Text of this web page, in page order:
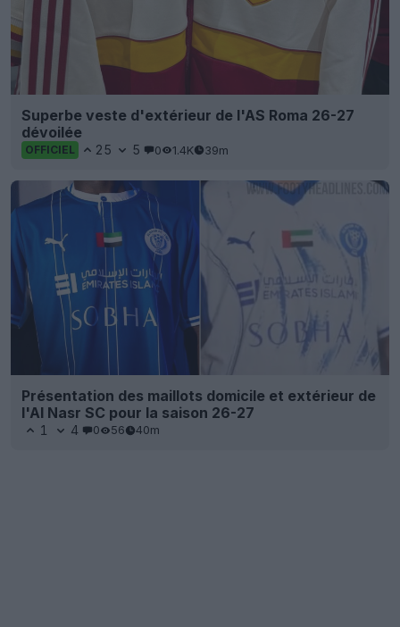
Superbe veste d'extérieur de l'AS Roma 26-27
dévoilée
OFFICIEL 25 5 0 1.4K 39m
Présentation des maillots domicile et extérieur de
l'Al Nasr SC pour la saison 26-27
1 4 0 56 40m